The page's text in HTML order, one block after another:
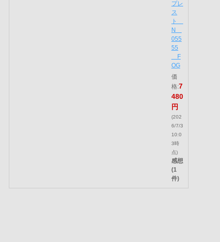
ルースパウダー部門で選ばれたのは、クレ・ド・
ポー ボーテのプードルトランスパラントｎ Ｍ。
さらっとした透明感と、上品な輝きをまとえるフ
ェイスパウダーです。肌にのせると、仕上がりの
クオリティがぐっと引き上がるような印象に。
顔だけでなく、耳まわりや首元までふわっとのせ
ることで、全体に統一感のある透明感を演出でき